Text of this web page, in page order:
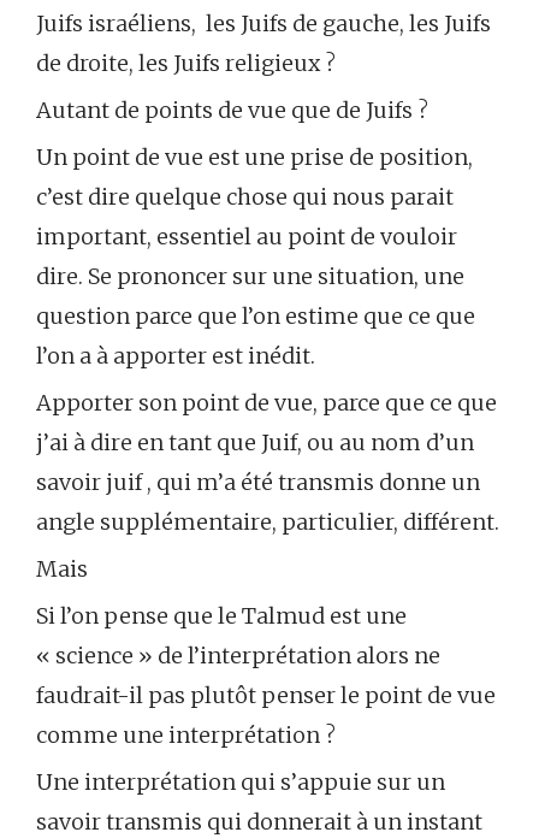
Juifs israéliens, les Juifs de gauche, les Juifs
de droite, les Juifs religieux ?
Autant de points de vue que de Juifs ?
Un point de vue est une prise de position,
c’est dire quelque chose qui nous parait
important, essentiel au point de vouloir
dire. Se prononcer sur une situation, une
question parce que l’on estime que ce que
l’on a à apporter est inédit.
Apporter son point de vue, parce que ce que
j’ai à dire en tant que Juif, ou au nom d’un
savoir juif , qui m’a été transmis donne un
angle supplémentaire, particulier, différent.
Mais
Si l’on pense que le Talmud est une
« science » de l’interprétation alors ne
faudrait-il pas plutôt penser le point de vue
comme une interprétation ?
Une interprétation qui s’appuie sur un
savoir transmis qui donnerait à un instant